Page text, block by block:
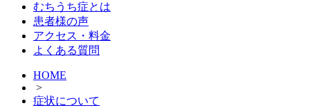
むちうち症とは
患者様の声
アクセス・料金
よくある質問
HOME
>
症状について